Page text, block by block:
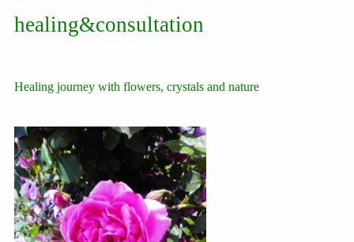
healing&consultation
Healing journey with flowers, crystals and nature